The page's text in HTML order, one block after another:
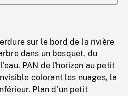
sur le bord de la rivière
dans un bosquet, du
PAN de l'horizon au petit
colorant les nuages, la
Plan d'un petit